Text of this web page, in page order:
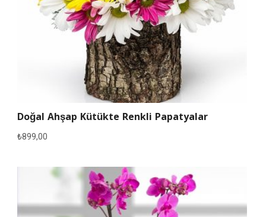
Doğal Ahşap Kütükte Renkli Papatyalar
₺899,00